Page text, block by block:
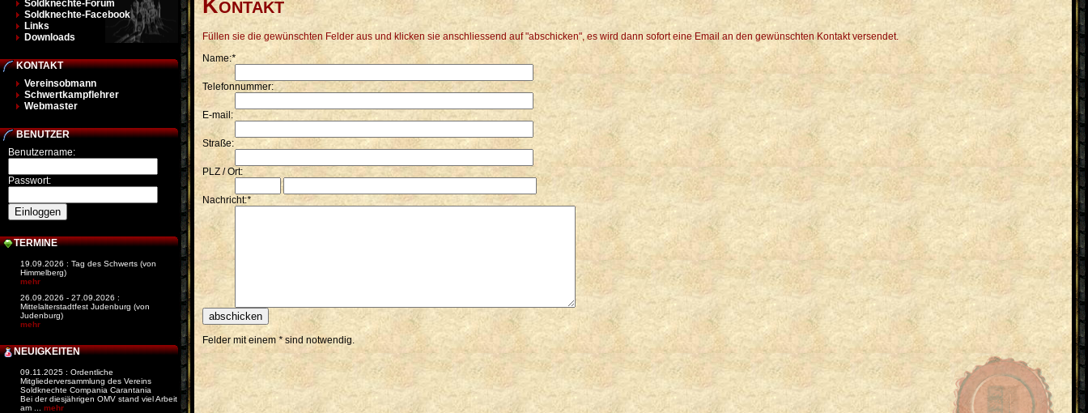
Soldknechte-Forum
Soldknechte-Facebook
Links
Downloads
KONTAKT
Vereinsobmann
Schwertkampflehrer
Webmaster
BENUTZER
Benutzername:
Passwort:
TERMINE
19.09.2026 : Tag des Schwerts (von
Himmelberg)
mehr
26.09.2026 - 27.09.2026 :
Mittelalterstadtfest Judenburg (von
Judenburg)
mehr
NEUIGKEITEN
09.11.2025 : Ordentliche
Mitgliederversammlung des Vereins
Soldknechte Compania Carantania
Bei der diesjährigen OMV stand viel Arbeit
am ... mehr
KONTAKT
Füllen sie die gewünschten Felder aus und klicken sie anschliessend auf "abschicken", es wird dann sofort eine Email an den gewünschten Kontakt versendet.
Name:*
Telefonnummer:
E-mail:
Straße:
PLZ / Ort:
Nachricht:*
Felder mit einem*sind notwendig.